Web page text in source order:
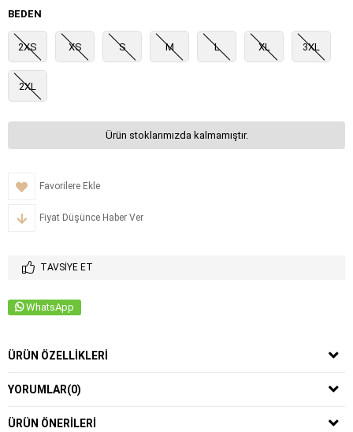
BEDEN
2XS XS S M L XL 3XL
2XL
Ürün stoklarımızda kalmamıştır.
Favorilere Ekle
Fiyat Düşünce Haber Ver
TAVSIYE ET
WhatsApp
ÜRÜN ÖZELLIKLERI
YORUMLAR(0)
ÜRÜN ÖNERILERI